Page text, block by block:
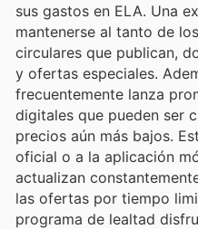
sus gastos en ELA. Una
mantenerse al tanto de
circulares que publican,
y ofertas especiales.
frecuentemente lanza
digitales que pueden ser
precios aún más bajos.
oficial o a la aplicación
actualizan
las ofertas por tiempo
programa de lealtad